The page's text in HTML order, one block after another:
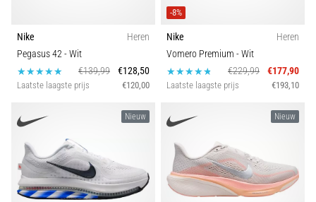
Nike
Heren
Pegasus 42- Wit
€139,99
€128,50
Laatste laagste prijs €120,00
-8%
Nike
Heren
Vomero Premium - Wit
€229,99
€177,90
Laatste laagste prijs €193,10
Nieuw Nieuw